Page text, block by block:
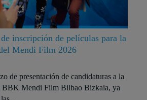
inscripción de películas para la
Mendi Film 2026
de presentación de candidaturas a la
BBK Mendi Film Bilbao Bizkaia, ya